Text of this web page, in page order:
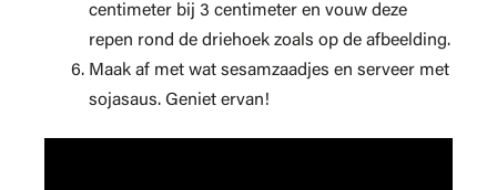
centimeter bij 3 centimeter en vouw deze
repen rond de driehoek zoals op de afbeelding.
Maak af met wat sesamzaadjes en serveer met
sojasaus. Geniet ervan!